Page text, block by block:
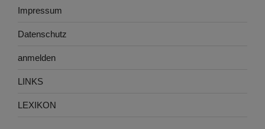
Impressum
Datenschutz
anmelden
LINKS
LEXIKON